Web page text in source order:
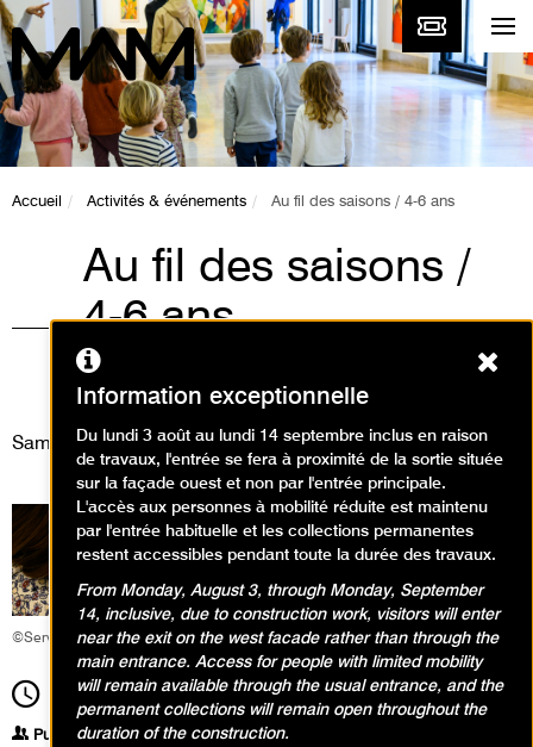
Accueil Activités & événements Au fil des saisons / 4-6 ans
Au fil des saisons /
4-6 ans
Animations / Atelier arts
plastiques
Samedi 20 septembre 2025
©Service éducatif et culturel
11h00 Durée1h30
Publics
Information exceptionnelle
Du lundi 3 août au lundi 14 septembre inclus en raison
de travaux, l'entrée se fera à proximité de la sortie située
sur la façade ouest et non par l'entrée principale.
L'accès aux personnes à mobilité réduite est maintenu
par l'entrée habituelle et les collections permanentes
restent accessibles pendant toute la durée des travaux.
From Monday, August 3, through Monday, September
14, inclusive, due to construction work, visitors will enter
near the exit on the west facade rather than through the
main entrance. Access for people with limited mobility
will remain available through the usual entrance, and the
permanent collections will remain open throughout the
duration of the construction.